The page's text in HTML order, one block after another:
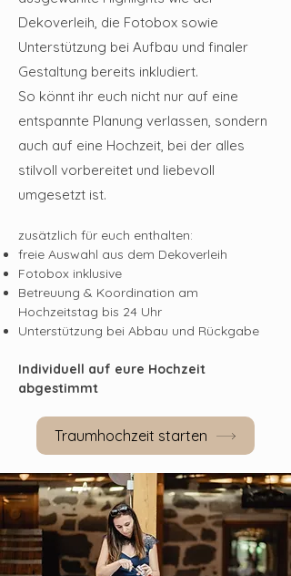
Dekoverleih, die Fotobox sowie
Unterstützung bei Aufbau und finaler
Gestaltung bereits inkludiert.
So könnt ihr euch nicht nur auf eine
entspannte Planung verlassen, sondern
auch auf eine Hochzeit, bei der alles
stilvoll vorbereitet und liebevoll
umgesetzt ist.
zusätzlich für euch enthalten:
freie Auswahl aus dem Dekoverleih
Fotobox inklusive
Betreuung & Koordination am
Hochzeitstag bis 24 Uhr
Unterstützung bei Abbau und Rückgabe
Individuell auf eure Hochzeit
abgestimmt
Traumhochzeit starten